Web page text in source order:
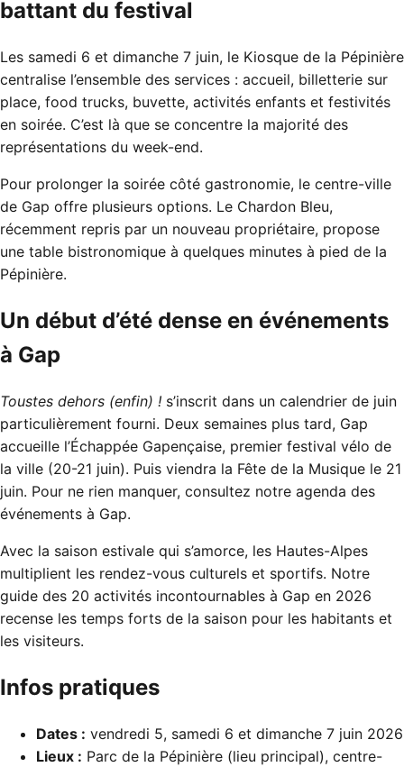
battant du festival
Les samedi 6 et dimanche 7 juin, le Kiosque de la Pépinière
centralise l’ensemble des services : accueil, billetterie sur
place, food trucks, buvette, activités enfants et festivités
en soirée. C’est là que se concentre la majorité des
représentations du week-end.
Pour prolonger la soirée côté gastronomie, le centre-ville
de Gap offre plusieurs options. Le Chardon Bleu,
récemment repris par un nouveau propriétaire, propose
une table bistronomique à quelques minutes à pied de la
Pépinière.
Un début d’été dense en événements
à Gap
Toustes dehors (enfin) ! s’inscrit dans un calendrier de juin
particulièrement fourni. Deux semaines plus tard, Gap
accueille l’Échappée Gapençaise, premier festival vélo de
la ville (20-21 juin). Puis viendra la Fête de la Musique le 21
juin. Pour ne rien manquer, consultez notre agenda des
événements à Gap.
Avec la saison estivale qui s’amorce, les Hautes-Alpes
multiplient les rendez-vous culturels et sportifs. Notre
guide des 20 activités incontournables à Gap en 2026
recense les temps forts de la saison pour les habitants et
les visiteurs.
Infos pratiques
Dates : vendredi 5, samedi 6 et dimanche 7 juin 2026
Lieux : Parc de la Pépinière (lieu principal), centre-